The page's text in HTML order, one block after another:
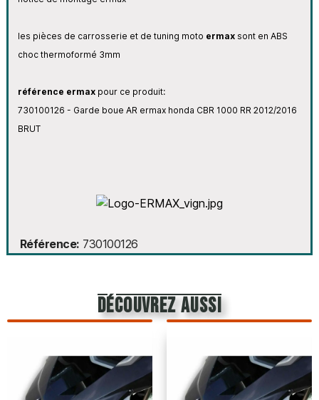
les pièces de carrosserie et de tuning moto ermaxsont en ABS
choc thermoformé 3mm
référence ermaxpour ce produit:
730100126 - Garde boue AR ermax honda CBR 1000 RR 2012/2016
BRUT
Référence 730100126
découvrez aussi